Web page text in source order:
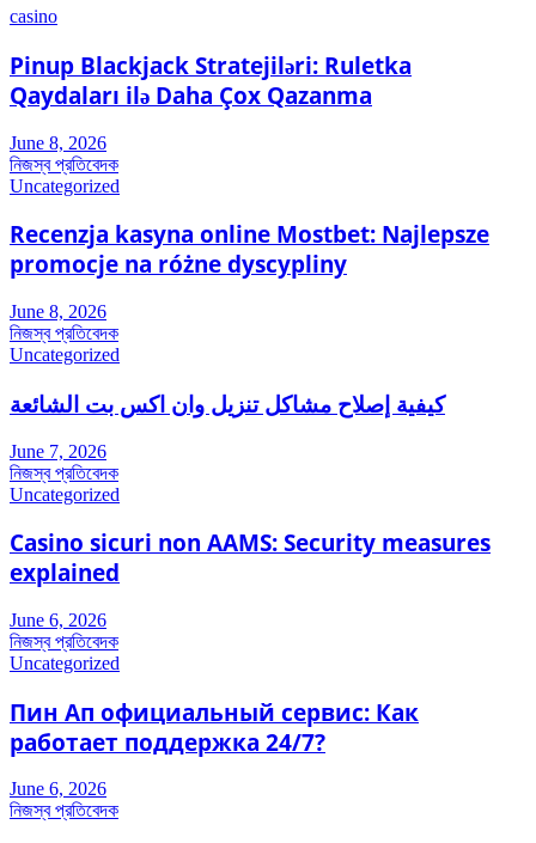
casino
Pinup Blackjack Stratejiləri: Ruletka
Qaydaları ilə Daha Çox Qazanma
June 8, 2026
নিজস্ব প্রতিবেদক
Uncategorized
Recenzja kasyna online Mostbet: Najlepsze
promocje na różne dyscypliny
June 8, 2026
নিজস্ব প্রতিবেদক
Uncategorized
كيفية إصلاح مشاكل تنزيل وان اكس بت الشائعة
June 7, 2026
নিজস্ব প্রতিবেদক
Uncategorized
Casino sicuri non AAMS: Security measures
explained
June 6, 2026
নিজস্ব প্রতিবেদক
Uncategorized
Пин Ап официальный сервис: Как
работает поддержка 24/7?
June 6, 2026
নিজস্ব প্রতিবেদক